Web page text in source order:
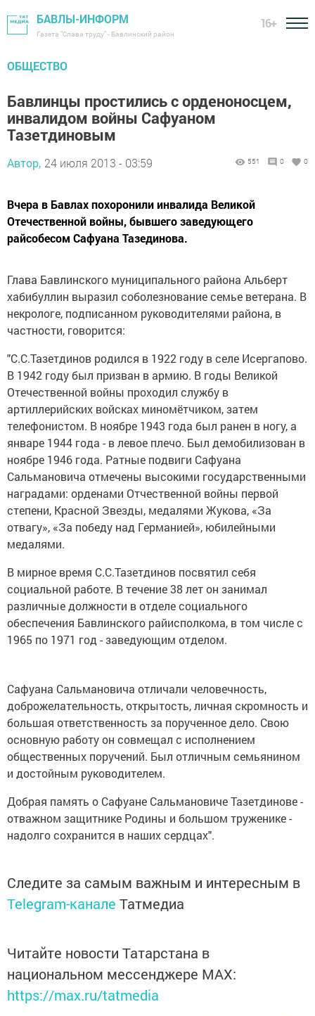
БАВЛЫ-ИНФОРМ
Газета "Слава труду" - Бавлинский район
16+
ОБЩЕСТВО
Бавлинцы простились с орденоносцем,
инвалидом войны Сафуаном
Тазетдиновым
Автор, 24 июля 2013 - 03:59 551 0 0
Вчера в Бавлах похоронили инвалида Великой
Отечественной войны, бывшего заведующего
райсобесом Сафуана Тазединова.
Глава Бавлинского муниципального района Альберт
хабибуллин выразил соболезнование семье ветерана. В
некрологе, подписанном руководителями района, в
частности, говорится:
"С.С.Тазетдинов родился в 1922 году в селе Исергапово.
В 1942 году был призван в армию. В годы Великой
Отечественной войны проходил службу в
артиллерийских войсках миномётчиком, затем
телефонистом. В ноябре 1943 года был ранен в ногу, а
январе 1944 года - в левое плечо. Был демобилизован в
ноябре 1946 года. Ратные подвиги Сафуана
Сальмановича отмечены высокими государственными
наградами: орденами Отчественной войны первой
степени, Красной Звезды, медалями Жукова, «За
отвагу», «За победу над Германией», юбилейными
медалями.
В мирное время С.С.Тазетдинов посвятил себя
социальной работе. В течение 38 лет он занимал
различные должности в отделе социального
обеспечения Бавлинского райисполкома, в том числе с
1965 по 1971 год - заведующим отделом.
Сафуана Сальмановича отличали человечность,
доброжелательность, открытость, личная скромность и
большая ответственность за порученное дело. Свою
основную работу он совмещал с исполнением
общественных поручений. Был отличным семьянином
и достойным руководителем.
Добрая память о Сафуане Сальмановиче Тазетдинове -
отважном защитнике Родины и большом труженике -
надолго сохранится в наших сердцах".
Следите за самым важным и интересным в
Telegram-канале Татмедиа
Читайте новости Татарстана в
национальном мессенджере MАХ:
https://max.ru/tatmedia